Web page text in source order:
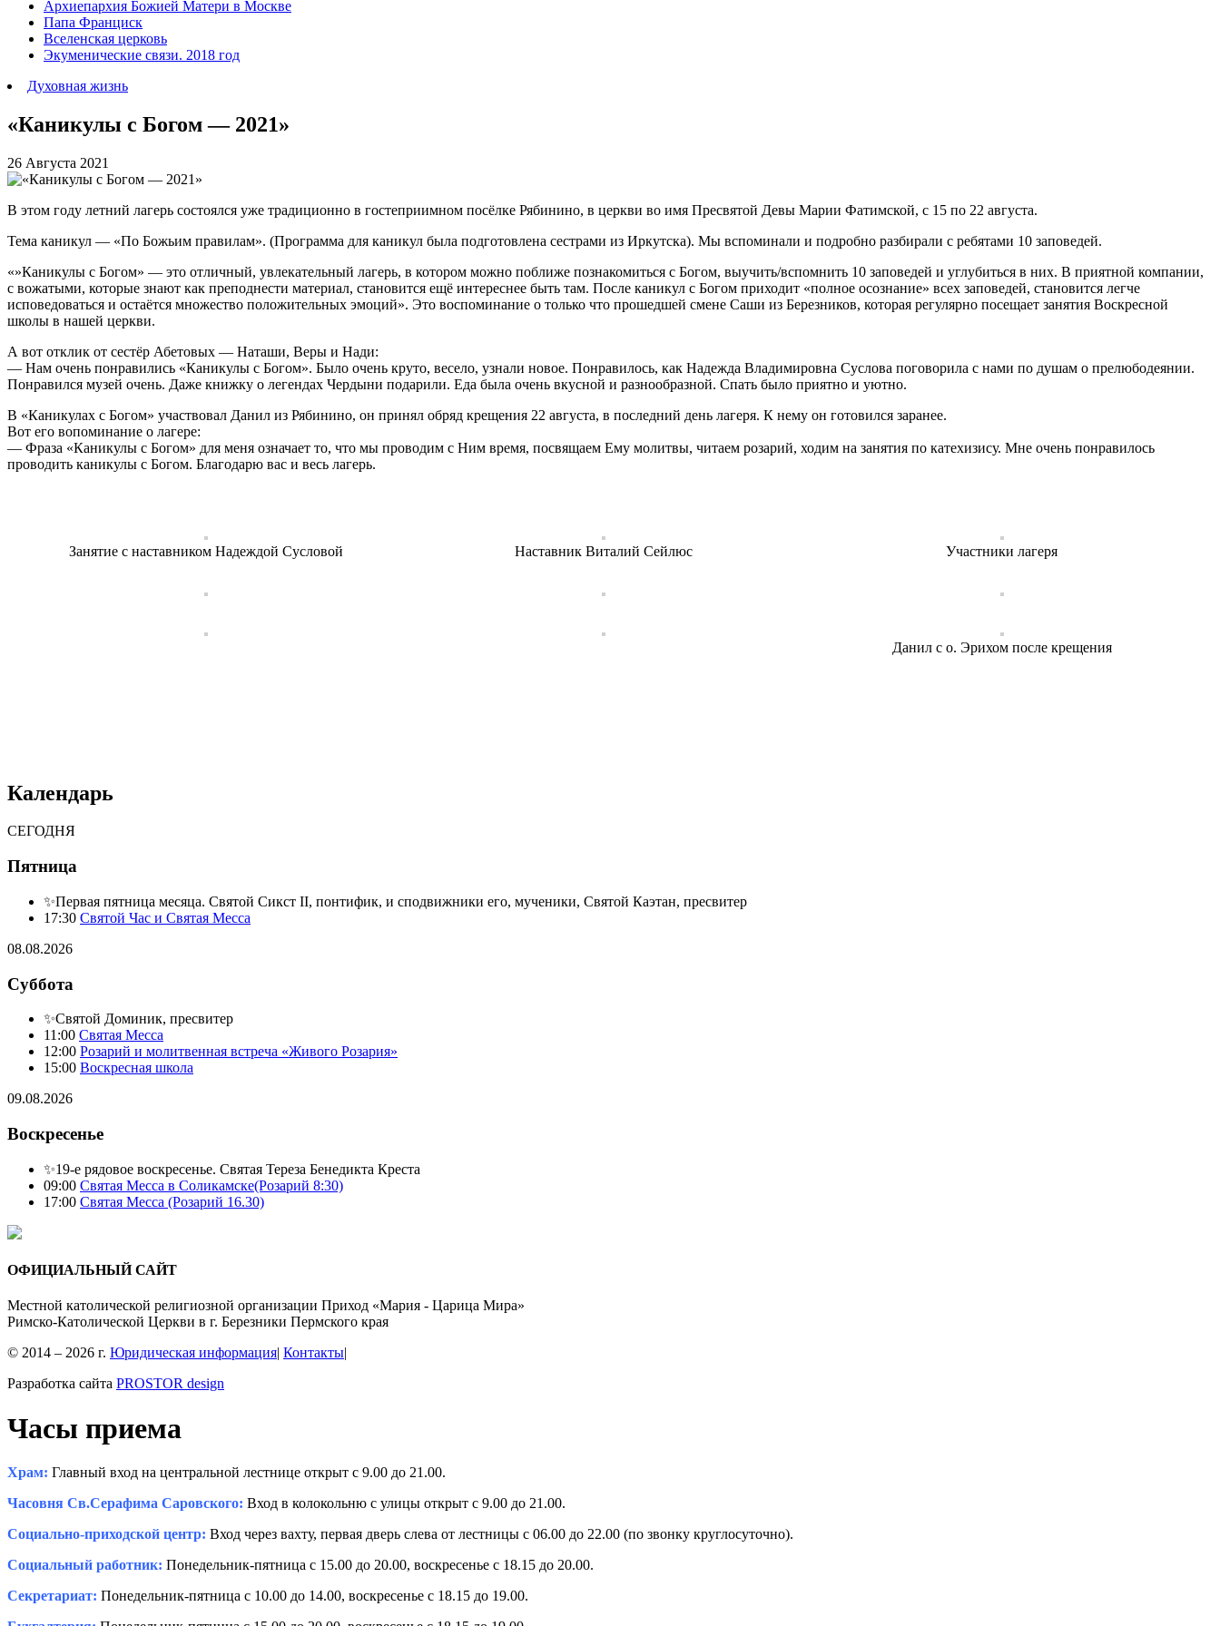
Архиепархия Божией Матери в Москве
Папа Франциск
Вселенская церковь
Экуменические связи. 2018 год
Духовная жизнь
«Каникулы с Богом — 2021»
26 Августа 2021
В этом году летний лагерь состоялся уже традиционно в гостеприимном посёлке Рябинино, в церкви во имя Пресвятой Девы Марии Фатимской, с 15 по 22 августа.
Тема каникул — «По Божьим правилам». (Программа для каникул была подготовлена сестрами из Иркутска). Мы вспоминали и подробно разбирали с ребятами 10 заповедей.
«»Каникулы с Богом» — это отличный, увлекательный лагерь, в котором можно поближе познакомиться с Богом, выучить/вспомнить 10 заповедей и углубиться в них. В приятной компании,
с вожатыми, которые знают как преподнести материал, становится ещë интереснее быть там. После каникул с Богом приходит «полное осознание» всех заповедей, становится легче
исповедоваться и остаëтся множество положительных эмоций». Это воспоминание о только что прошедшей смене Саши из Березников, которая регулярно посещает занятия Воскресной
школы в нашей церкви.
А вот отклик от сестёр Абетовых — Наташи, Веры и Нади:
— Нам очень понравились «Каникулы с Богом». Было очень круто, весело, узнали новое. Понравилось, как Надежда Владимировна Суслова поговорила с нами по душам о прелюбодеянии.
Понравился музей очень. Даже книжку о легендах Чердыни подарили. Еда была очень вкусной и разнообразной. Спать было приятно и уютно.
В «Каникулах с Богом» участвовал Данил из Рябинино, он принял обряд крещения 22 августа, в последний день лагеря. К нему он готовился заранее.
Вот его вопоминание о лагере:
— Фраза «Каникулы с Богом» для меня означает то, что мы проводим с Ним время, посвящаем Ему молитвы, читаем розарий, ходим на занятия по катехизису. Мне очень понравилось
проводить каникулы с Богом. Благодарю вас и весь лагерь.
Занятие с наставником Надеждой Сусловой Наставник Виталий Сейлюс Участники лагеря
Данил с о. Эрихом после крещения
Календарь
СЕГОДНЯ
Пятница
✨Первая пятница месяца. Святой Сикст II, понтифик, и сподвижники его, мученики, Святой Каэтан, пресвитер
17:30 Святой Час и Святая Месса
08.08.2026
Суббота
✨Святой Доминик, пресвитер
11:00 Святая Месса
12:00 Розарий и молитвенная встреча «Живого Розария»
15:00 Воскресная школа
09.08.2026
Воскресенье
✨19-е рядовое воскресенье. Святая Тереза Бенедикта Креста
09:00 Святая Месса в Соликамске(Розарий 8:30)
17:00 Святая Месса (Розарий 16.30)
ОФИЦИАЛЬНЫЙ САЙТ
Местной католической религиозной организации Приход «Мария - Царица Мира»
Римско-Католической Церкви в г. Березники Пермского края
© 2014 – 2026 г. Юридическая информация| Контакты|
Разработка сайта PROSTOR design
Часы приема
Храм: Главный вход на центральной лестнице открыт с 9.00 до 21.00.
Часовня Св.Серафима Саровского: Вход в колокольню с улицы открыт с 9.00 до 21.00.
Социально-приходской центр: Вход через вахту, первая дверь слева от лестницы с 06.00 до 22.00 (по звонку круглосуточно).
Социальный работник: Понедельник-пятница с 15.00 до 20.00, воскресенье с 18.15 до 20.00.
Секретариат: Понедельник-пятница с 10.00 до 14.00, воскресенье с 18.15 до 19.00.